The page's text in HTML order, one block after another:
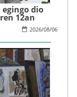
dio
12an
2026/08/06